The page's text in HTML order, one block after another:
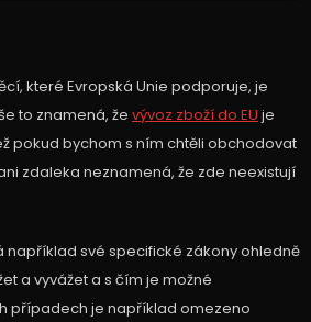
které Evropská Unie podporuje, je
to znamená, že vývoz zboží do EU je
pokud bychom s ním chtěli obchodovat
zdaleka neznamená, že zde neexistují
například své specifické zákony ohledně
a vyvážet a s čím je možné
případech je například omezeno